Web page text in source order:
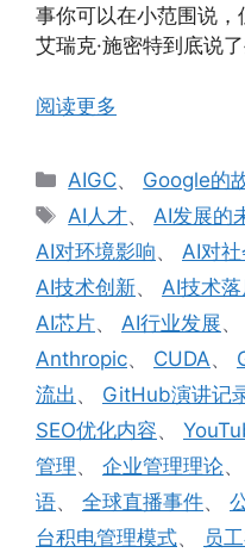
事你可以在小范围说
艾瑞克·施密特到底说
阅读更多
分
类
AIGC、 Google的
标
签
AI人才、 AI发展的
AI对环境影响、 AI对
AI技术创新、 AI技术
AI芯片、 AI行业发展、
Anthropic、 CUDA、
流出 、 GitHub演讲记
SEO优化内容、
管理、 企业管理理论、
语、 全球直播事件、
台积电管理模式、 员